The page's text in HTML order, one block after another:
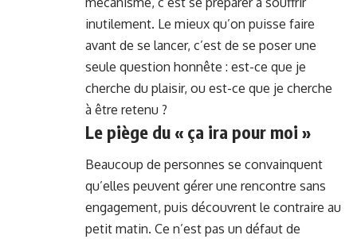
inutilement. Le mieux qu’on puisse faire
avant de se lancer, c’est de se poser une
seule question honnête : est-ce que je
cherche du plaisir, ou est-ce que je cherche
à être retenu ?
Le piège du « ça ira pour moi »
Beaucoup de personnes se convainquent
qu’elles peuvent gérer une rencontre sans
engagement, puis découvrent le contraire au
petit matin. Ce n’est pas un défaut de